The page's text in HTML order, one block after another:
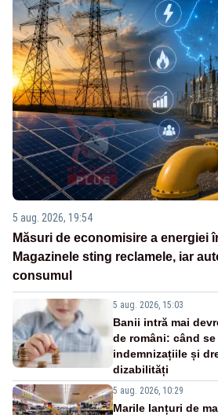
5 aug. 2026, 19:54
Măsuri de economisire a energiei
Magazinele sting reclamele, iar
consumul
5 aug. 2026, 15:03
Banii intră mai
de români: când
indemnizațiile și
dizabilități
5 aug. 2026, 10:29
Marile lanțuri de